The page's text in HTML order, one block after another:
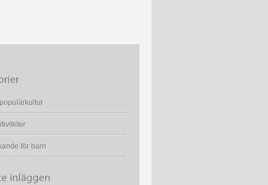
för barn